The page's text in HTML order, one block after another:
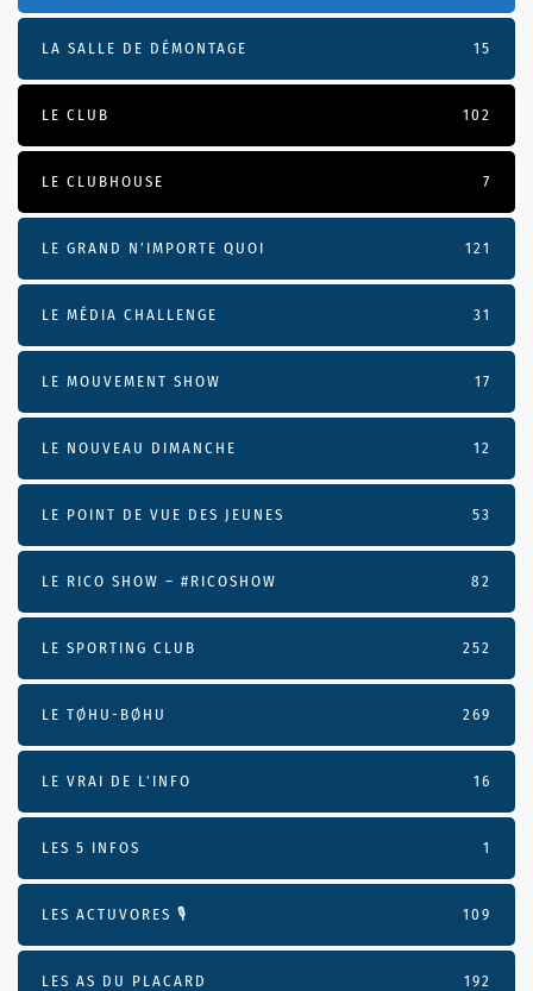
LA SALLE DE DÉMONTAGE 15
LE CLUB 102
LE CLUBHOUSE 7
LE GRAND N’IMPORTE QUOI 121
LE MÉDIA CHALLENGE 31
LE MOUVEMENT SHOW 17
LE NOUVEAU DIMANCHE 12
LE POINT DE VUE DES JEUNES 53
LE RICO SHOW – #RICOSHOW 82
LE SPORTING CLUB 252
LE TØHU-BØHU 269
LE VRAI DE L’INFO 16
LES 5 INFOS 1
LES ACTUVORES 🎙 109
LES AS DU PLACARD 192